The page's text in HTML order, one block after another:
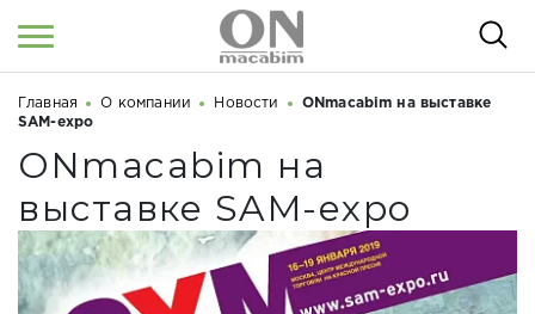
Войти / Регистрация
КАТАЛОГ
КОСМЕТОЛОГАМ
Здравствуйте! Что вы ищете?
Главная О компании Новости
ONmacabim на выставке
SAM-expo
ONmacabim на
выставке SAM-expo